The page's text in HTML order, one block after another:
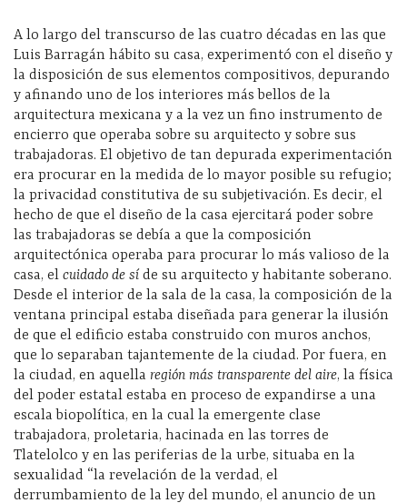
A lo largo del transcurso de las cuatro décadas en las que
Luis Barragán hábito su casa, experimentó con el diseño y
la disposición de sus elementos compositivos, depurando
y afinando uno de los interiores más bellos de la
arquitectura mexicana y a la vez un fino instrumento de
encierro que operaba sobre su arquitecto y sobre sus
trabajadoras. El objetivo de tan depurada experimentación
era procurar en la medida de lo mayor posible su refugio;
la privacidad constitutiva de su subjetivación. Es decir, el
hecho de que el diseño de la casa ejercitará poder sobre
las trabajadoras se debía a que la composición
arquitectónica operaba para procurar lo más valioso de la
casa, el cuidado de sí de su arquitecto y habitante soberano.
Desde el interior de la sala de la casa, la composición de la
ventana principal estaba diseñada para generar la ilusión
de que el edificio estaba construido con muros anchos,
que lo separaban tajantemente de la ciudad. Por fuera, en
la ciudad, en aquella región más transparente del aire, la física
del poder estatal estaba en proceso de expandirse a una
escala biopolítica, en la cual la emergente clase
trabajadora, proletaria, hacinada en las torres de
Tlatelolco y en las periferias de la urbe, situaba en la
sexualidad “la revelación de la verdad, el
derrumbamiento de la ley del mundo, el anuncio de un